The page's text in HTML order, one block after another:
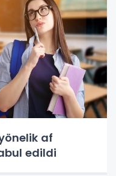
af
edildi